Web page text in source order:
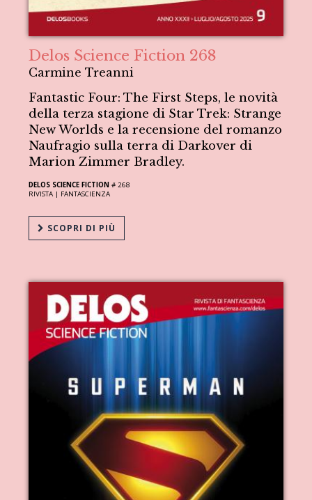
Delos Science Fiction 268
Carmine Treanni
Fantastic Four: The First Steps, le novità
della terza stagione di Star Trek: Strange
New Worlds e la recensione del romanzo
Naufragio sulla terra di Darkover di
Marion Zimmer Bradley.
DELOS SCIENCE FICTION # 268
RIVISTA | FANTASCIENZA
SCOPRI DI PIÙ